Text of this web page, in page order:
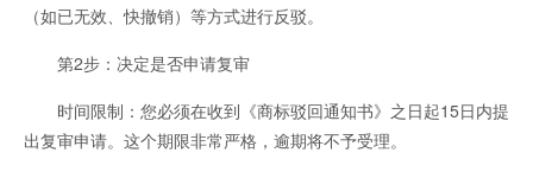
（如已无效、快撤销）等方式进行反驳。
第2步：决定是否申请复审
时间限制：您必须在收到《商标驳回通知书》之日起15日内提
出复审申请。这个期限非常严格，逾期将不予受理。